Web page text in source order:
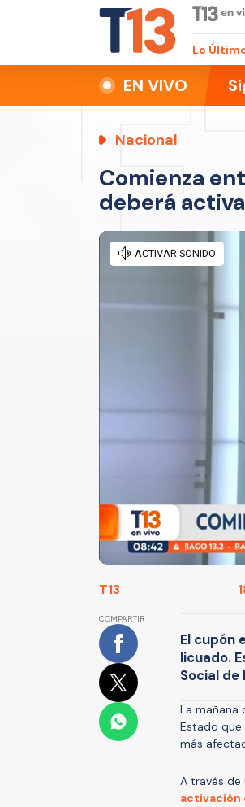
Lo
EN VIVO
Nacional
Comienza
deberá
T13
COMPARTIR
El cupón
licuado.
Social de
La mañana
Estado
más
A través de
activación